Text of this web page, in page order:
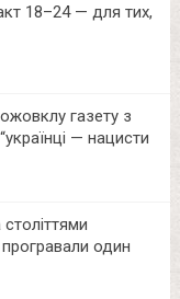
18–24 — для тих,
газету з
— нацисти
один